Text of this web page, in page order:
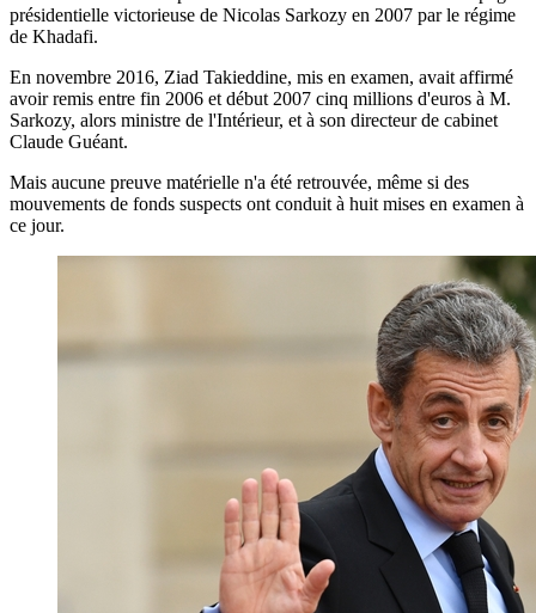
présidentielle victorieuse de Nicolas Sarkozy en 2007 par le régime
de Khadafi.
En novembre 2016, Ziad Takieddine, mis en examen, avait affirmé
avoir remis entre fin 2006 et début 2007 cinq millions d'euros à M.
Sarkozy, alors ministre de l'Intérieur, et à son directeur de cabinet
Claude Guéant.
Mais aucune preuve matérielle n'a été retrouvée, même si des
mouvements de fonds suspects ont conduit à huit mises en examen à
ce jour.